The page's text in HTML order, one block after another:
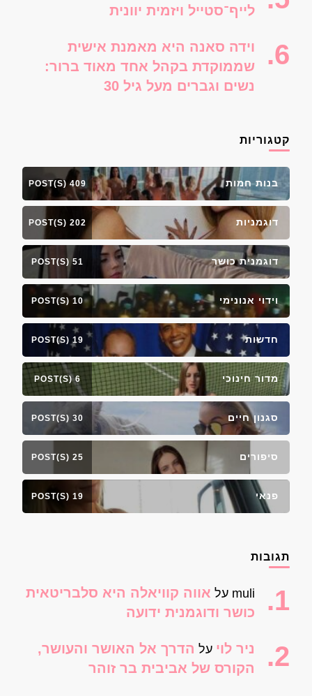
לייף־סטייל ויזמית יוונית
וידה סאנה היא מאמנת אישית
שממוקדת בקהל אחד מאוד ברור:
נשים וגברים מעל גיל 30
קטגוריות
בנות חמות 409 POST(S)
דוגמניות 202 POST(S)
דוגמנית כושר 51 POST(S)
וידוי אנונימי 10 POST(S)
חדשות 19 POST(S)
מדור חינוכי 6 POST(S)
סגנון חיים 30 POST(S)
סיפורים 25 POST(S)
פנאי 19 POST(S)
תגובות
muli על אווה קוויאלה היא סלבריטאית
כושר ודוגמנית ידועה
ניר לוי על הדרך אל האושר והעושר,
הקורס של אביבית בר זוהר